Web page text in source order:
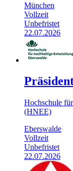
München
Vollzeit
Unbefristet
22.07.2026
Hochschule
(HNEE)
Eberswalde
Vollzeit
Unbefristet
22.07.2026